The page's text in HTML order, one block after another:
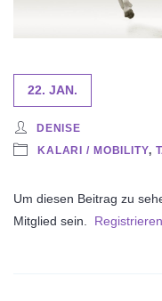
22. JAN.
DENISE
KALARI / MOBILITY,
Um diesen Beitrag zu
Mitglied sein. Registrieren